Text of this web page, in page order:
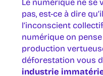
Le numérique ne se
pas, est-ce à dire
l’inconscient
numérique on
production
déforestation vous
industrie